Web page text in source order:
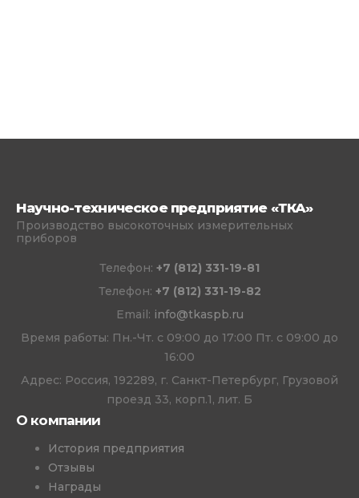
Научно-техническое предприятие «ТКА»
Производство высокоточных измерительных
приборов
Телефон: +7 (812) 331-19-81
Телефон: +7 (812) 331-19-82
Email: info@tkaspb.ru
Время работы: Пн.-Чт. с 09:00 до 17:00 Пт. с 09:00 до
16:00
Адрес: Россия, 192289, г. Санкт-Петербург, Грузовой
проезд 33, корп.1, лит. Б
О компании
История предприятия
Отзывы
Награды